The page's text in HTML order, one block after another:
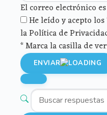
El correo electrónico
He leído y acepto
la Política de
* Marca la casilla de
ENVIAR